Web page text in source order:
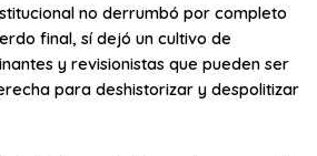
no derrumbó por completo
final, sí dejó un cultivo de
y revisionistas que pueden ser
para deshistorizar y despolitizar